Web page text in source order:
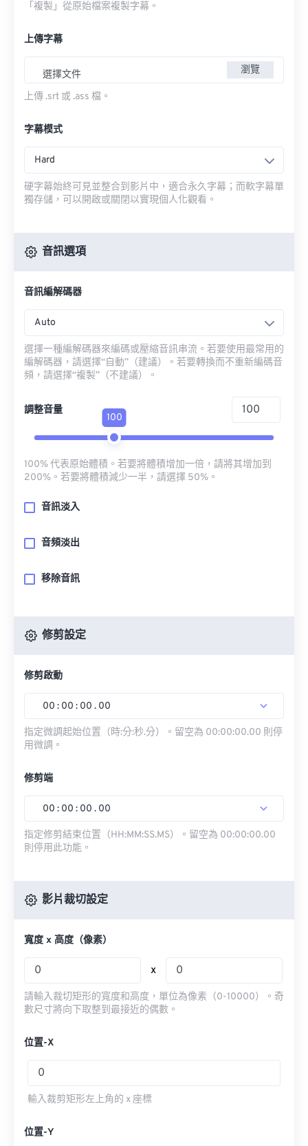
「複製」從原始檔案複製字幕。
上傳字幕
選擇文件 瀏覽
上傳 .srt 或 .ass 檔。
字幕模式
Hard
硬字幕始終可見並整合到影片中，適合永久字幕；而軟字幕單
獨存儲，可以開啟或關閉以實現個人化觀看。
音訊選項
音訊編解碼器
Auto
選擇一種編解碼器來編碼或壓縮音訊串流。若要使用最常用的
編解碼器，請選擇“自動”（建議）。若要轉換而不重新編碼音
頻，請選擇“複製”（不建議）。
調整音量
100
100% 代表原始體積。若要將體積增加一倍，請將其增加到
200%。若要將體積減少一半，請選擇 50%。
音訊淡入
音頻淡出
移除音訊
修剪設定
修剪啟動
00 : 00 : 00 . 00
指定微調起始位置（時:分:秒.分）。留空為 00:00:00.00 則停
用微調。
修剪端
00 : 00 : 00 . 00
指定修剪結束位置（HH:MM:SS.MS）。留空為 00:00:00.00
則停用此功能。
影片裁切設定
寬度 x 高度（像素）
x
請輸入裁切矩形的寬度和高度，單位為像素（0-10000）。奇
數尺寸將向下取整到最接近的偶數。
位置-X
輸入裁剪矩形左上角的 x 座標
位置-Y